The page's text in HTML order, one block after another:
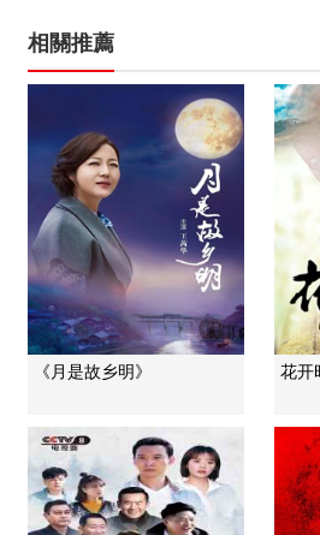
相關推薦
《月是故乡明》 花开